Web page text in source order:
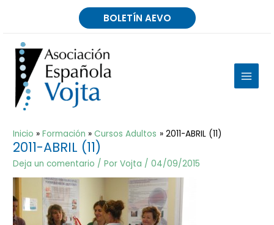
BOLETÍN AEVO
MAIN
Inicio Formación Cursos Adultos 2011-ABRIL (11)
2011-ABRIL (11)
Deja un comentario / PorVojta /04/09/2015